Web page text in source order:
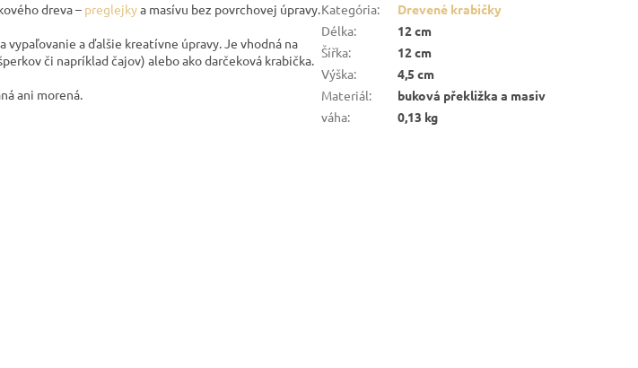
dreva – preglejkya masívu bez povrchovej úpravy.
a ďalšie kreatívne úpravy. Je vhodná na
či napríklad čajov) alebo ako darčeková krabička.
ani morená.
Kategória:
Drevené krabičky
Délka:
12 cm
Šířka:
12 cm
Výška:
4,5 cm
Materiál:
buková překližka a masiv
váha: 0,13 kg